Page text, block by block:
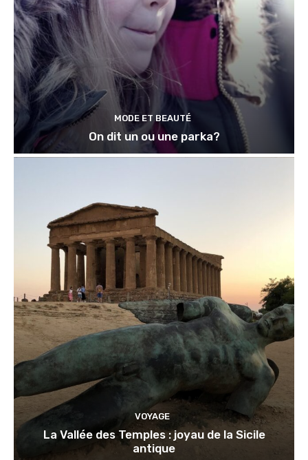
MODE ET BEAUTÉ
On dit un ou une parka?
VOYAGE
La Vallée des Temples : joyau de la Sicile
antique